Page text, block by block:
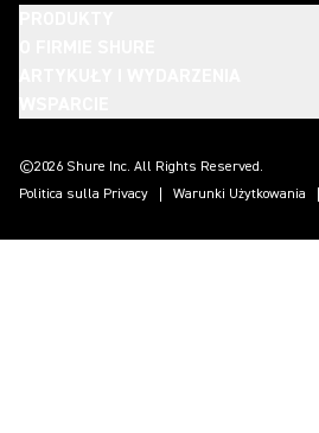
©2026 Shure Inc. All Rights Reserved.
Politica sulla Privacy
Warunki Użytkowania